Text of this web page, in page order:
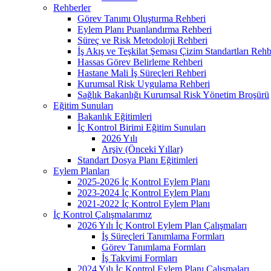
Rehberler
Görev Tanımı Oluşturma Rehberi
Eylem Planı Puanlandırma Rehberi
Süreç ve Risk Metodoloji Rehberi
İş Akış ve Teşkilat Şeması Çizim Standartları
Hassas Görev Belirleme Rehberi
Hastane Mali İş Süreçleri Rehberi
Kurumsal Risk Uygulama Rehberi
Sağlık Bakanlığı Kurumsal Risk Yönetim Broşürü
Eğitim Sunuları
Bakanlık Eğitimleri
İç Kontrol Birimi Eğitim Sunuları
2026 Yılı
Arşiv (Önceki Yıllar)
Standart Dosya Planı Eğitimleri
Eylem Planları
2025-2026 İç Kontrol Eylem Planı
2023-2024 İç Kontrol Eylem Planı
2021-2022 İç Kontrol Eylem Planı
İç Kontrol Çalışmalarımız
2026 Yılı İç Kontrol Eylem Plan Çalışmaları
İş Süreçleri Tanımlama Formları
Görev Tanımlama Formları
İş Takvimi Formları
2024 Yılı İç Kontrol Eylem Planı Çalışmaları